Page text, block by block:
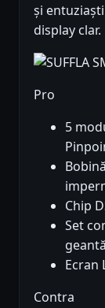
și
display clar.
Pro
5
Chip
Set
Ecran
Contra